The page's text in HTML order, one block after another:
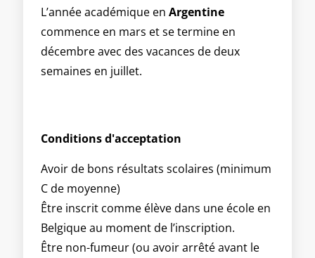
L’année académique en Argentine
commence en mars et se termine en
décembre avec des vacances de deux
semaines en juillet.
Conditions d'acceptation
Avoir de bons résultats scolaires (minimum
C de moyenne)
Être inscrit comme élève dans une école en
Belgique au moment de l’inscription.
Être non-fumeur (ou avoir arrêté avant le